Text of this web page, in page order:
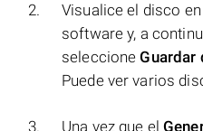
Visualice el disco
software y, a
seleccioneGuardar
Puede ver varios
Una vez que el